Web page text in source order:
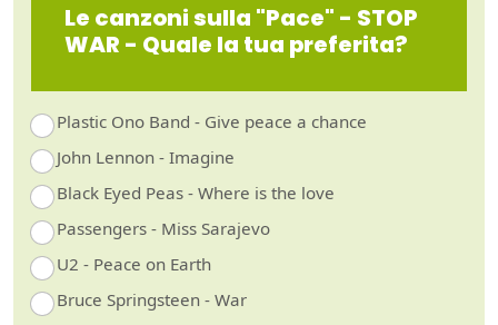
Le canzoni sulla "Pace" - STOP
WAR - Quale la tua preferita?
Plastic Ono Band - Give peace a chance
John Lennon - Imagine
Black Eyed Peas - Where is the love
Passengers - Miss Sarajevo
U2 - Peace on Earth
Bruce Springsteen - War